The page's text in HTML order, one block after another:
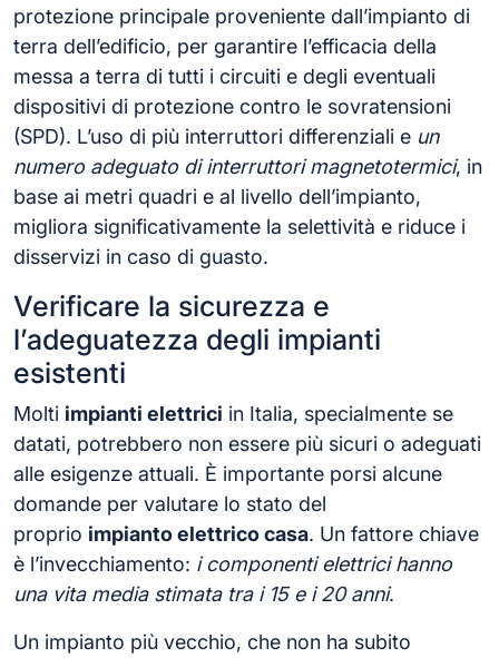
protezione principale proveniente dall’impianto di
terra dell’edificio, per garantire l’efficacia della
messa a terra di tutti i circuiti e degli eventuali
dispositivi di protezione contro le sovratensioni
(SPD). L’uso di più interruttori differenziali e un
numero adeguato di interruttori magnetotermici, in
base ai metri quadri e al livello dell’impianto,
migliora significativamente la selettività e riduce i
disservizi in caso di guasto.
Verificare la sicurezza e
l’adeguatezza degli impianti
esistenti
Molti impianti elettrici in Italia, specialmente se
datati, potrebbero non essere più sicuri o adeguati
alle esigenze attuali. È importante porsi alcune
domande per valutare lo stato del
proprio impianto elettrico casa. Un fattore chiave
è l’invecchiamento: i componenti elettrici hanno
una vita media stimata tra i 15 e i 20 anni.
Un impianto più vecchio, che non ha subito